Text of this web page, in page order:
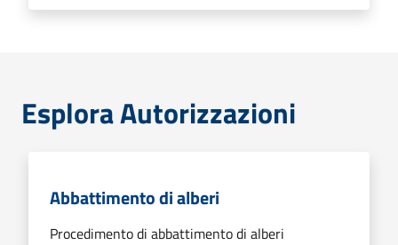
Esplora Autorizzazioni
Abbattimento di alberi
Procedimento di abbattimento di alberi